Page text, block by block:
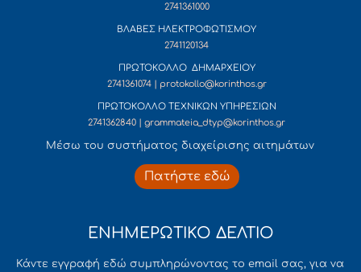
2741361000
ΒΛΑΒΕΣ ΗΛΕΚΤΡΟΦΩΤΙΣΜΟΥ
2741120134
ΠΡΩΤΟΚΟΛΛΟ ΔΗΜΑΡΧΕΙΟΥ
2741361074 | protokollo@korinthos.gr
ΠΡΩΤΟΚΟΛΛΟ ΤΕΧΝΙΚΩΝ ΥΠΗΡΕΣΙΩΝ
2741362840 | grammateia_dtyp@korinthos.gr
Mέσω του συστήματος διαχείρισης αιτημάτων
Πατήστε εδώ
ΕΝΗΜΕΡΩΤΙΚΟ ΔΕΛΤΙΟ
Κάντε εγγραφή εδώ συμπληρώνοντας το email σας, για να